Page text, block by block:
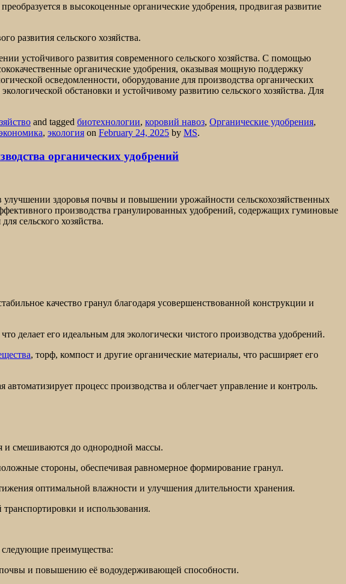
в высокоценные органические удобрения, продвигая развитие
развития сельского хозяйства.
устойчивого развития современного сельского хозяйства. С помощью
органические удобрения, оказывая мощную поддержку
осведомленности, оборудование для производства органических
обстановки и устойчивому развитию сельского хозяйства. Для
and tagged биотехнологии, коровий навоз, Органические удобрения,
, экология on February 24, 2025 by MS.
органических удобрений
здоровья почвы и повышении урожайности сельскохозяйственных
производства гранулированных удобрений, содержащих гуминовые
сельского хозяйства.
качество гранул благодаря усовершенствованной конструкции и
его идеальным для экологически чистого производства удобрений.
, торф, компост и другие органические материалы, что расширяет его
процесс производства и облегчает управление и контроль.
и смешиваются до однородной массы.
стороны, обеспечивая равномерное формирование гранул.
оптимальной влажности и улучшения длительности хранения.
и использования.
следующие преимущества:
и повышению её водоудерживающей способности.